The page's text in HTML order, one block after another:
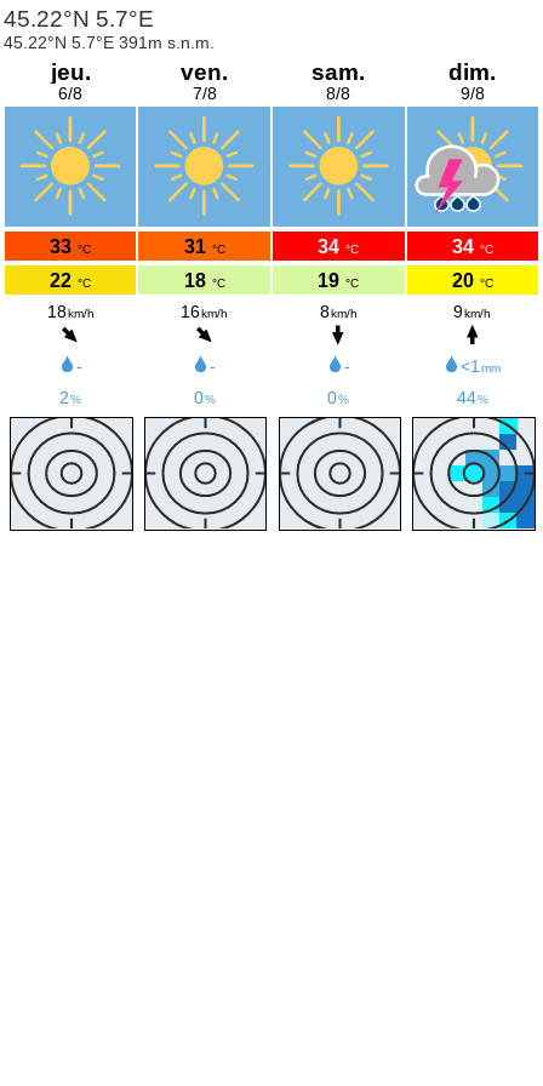
45.22°N 5.7°E
45.22°N 5.7°E 391m s.n.m.
jeu.
6/8
33 °C
22 °C
18km/h
-
2%
ven.
7/8
31 °C
18 °C
16km/h
-
0%
sam.
8/8
34 °C
19 °C
8km/h
-
0%
dim.
9/8
34 °C
20 °C
9km/h
<1 mm
44%